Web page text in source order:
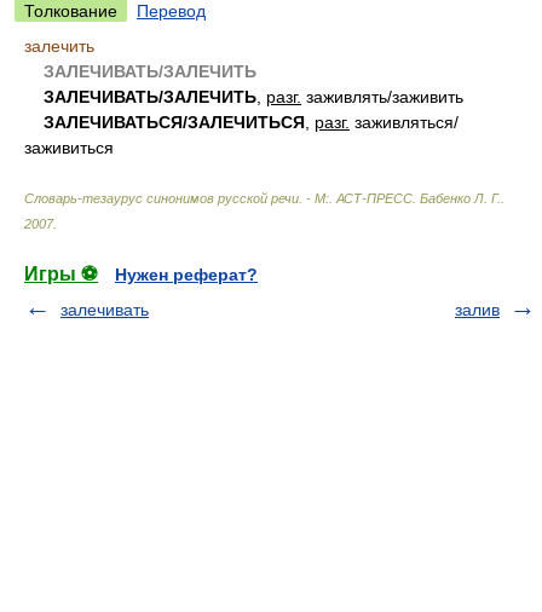
Толкование
Перевод
залечить
ЗАЛЕЧИВАТЬ/ЗАЛЕЧИТЬ
ЗАЛЕЧИВАТЬ/ЗАЛЕЧИТЬ разг. заживлять/заживить
ЗАЛЕЧИВАТЬСЯ/ЗАЛЕЧИТЬСЯ разг. заживляться/
заживиться
Словарь-тезаурус синонимов русской речи. - М:. АСТ-ПРЕСС Бабенко Л. Г.
2007.
Игры ⚽
Нужен реферат?
залечивать
залив